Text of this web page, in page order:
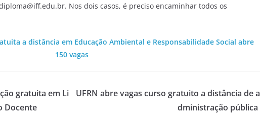
Nos dois casos, é preciso encaminhar todos os
a distância em Educação Ambiental e Responsabilidade Social abre
150 vagas
gratuita em Li
Docente
UFRN abre vagas curso gratuito a distância de a
dministração pública